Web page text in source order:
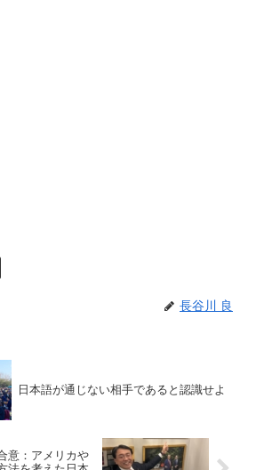
長谷川 良
日本語が通じない相手であると認識せよ
意：アメリカや